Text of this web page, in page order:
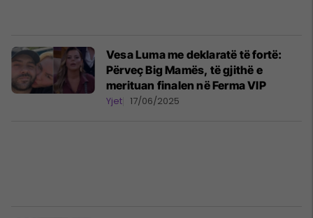
Vesa Luma me deklaratë të fortë:
Përveç Big Mamës, të gjithë e
merituan finalen në Ferma VIP
Yjet 17/06/2025